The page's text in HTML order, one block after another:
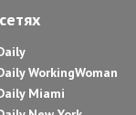
WorkingWoman
Miami